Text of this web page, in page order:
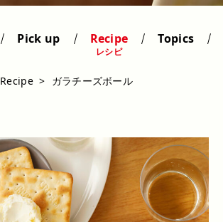
Pick up Recipe
レシピ
Topics
Recipe ガラチーズボール